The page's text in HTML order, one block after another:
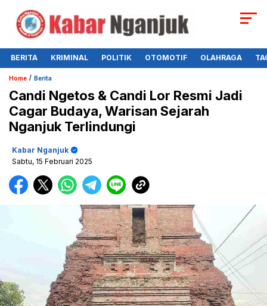
BERITA KRIMINAL POLITIK OTOMOTIF OLAHRAGA
Home / Berita
Candi Ngetos & Candi Lor Resmi Jadi
Cagar Budaya, Warisan Sejarah
Nganjuk Terlindungi
Kabar Nganjuk
Sabtu, 15 Februari 2025